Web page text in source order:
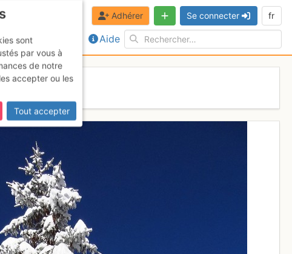
Aide
Adhérer Se connecter fr
sont
par vous à
de notre
accepter ou les
Tout accepter